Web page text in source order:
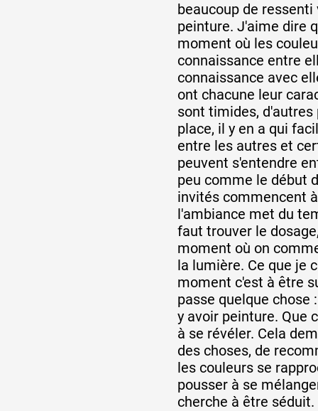
beaucoup de ressenti
peinture. J'aime dire
moment où les
connaissance entre
connaissance avec
ont chacune leur
sont timides,
place, il y en a qui
entre les autres et
peuvent s'entendre
peu comme le début
invités commencent
l'ambiance met du
faut trouver le
moment où on
la lumière. Ce que je
moment c'est à être
passe quelque chose
y avoir peinture. Que
à se révéler. Cela
des choses, de
les couleurs se
pousser à se
cherche à être séduit.